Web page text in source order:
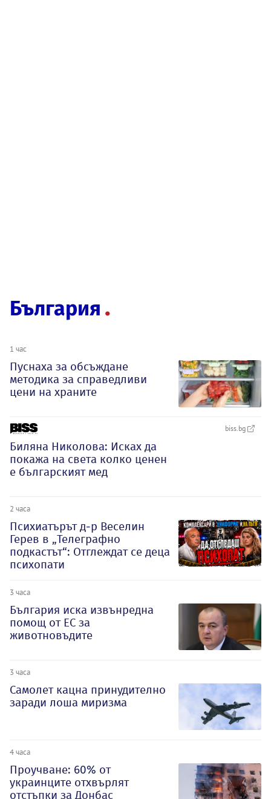
България
1 час
Пуснаха за обсъждане
методика за справедливи
цени на храните
biss.bg
Биляна Николова: Исках да
покажа на света колко ценен
е българският мед
2 часа
Психиатърът д-р Веселин
Герев в „Телеграфно
подкастът“: Отглеждат се деца
психопати
3 часа
България иска извънредна
помощ от ЕС за
животновъдите
3 часа
Самолет кацна принудително
заради лоша миризма
4 часа
Проучване: 60% от
украинците отхвърлят
отстъпки за Донбас